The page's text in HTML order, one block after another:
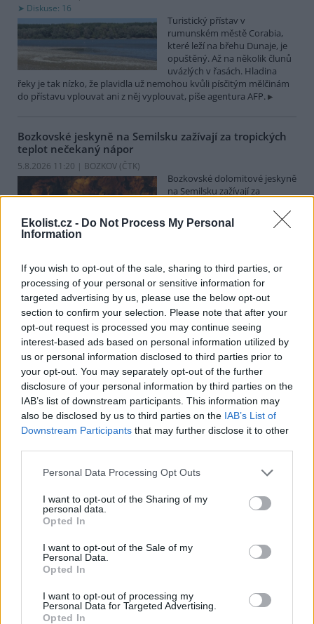
Ekolist.cz - Do Not Process My Personal
Information
If you wish to opt-out of the sale, sharing to third parties, or
processing of your personal or sensitive information for
targeted advertising by us, please use the below opt-out
section to confirm your selection. Please note that after your
opt-out request is processed you may continue seeing
interest-based ads based on personal information utilized by
us or personal information disclosed to third parties prior to
your opt-out. You may separately opt-out of the further
disclosure of your personal information by third parties on the
IAB’s list of downstream participants. This information may
also be disclosed by us to third parties on the IAB’s List of
Downstream Participants that may further disclose it to other
Personal Data Processing Opt Outs
I want to opt-out of the Sharing of my
personal data.
Opted In
I want to opt-out of the Sale of my
Personal Data.
Opted In
I want to opt-out of processing my
Personal Data for Targeted Advertising.
Opted In
Diskuse: 16
Turistický přístav v
rumunském městě Corabia,
které leží na břehu Dunaje, je
opuštěný. Až na několik člunů
uvázlých v řasách. Hladina
řeky je tak nízko, že plavidla už nemohou kvůli písčitým mělčinám
do přístavu vplouvat ani z něj vyplouvat, píše agentura AFP.
Bozkovské jeskyně na Semilsku zažívají za tropických
teplot nečekaný nápor
5.8.2026 11:20 | BOZKOV (ČTK)
Bozkovské dolomitové jeskyně
na Semilsku zažívají za
nečekaný nápor. Jde sice o
jedno z nejchladnějších míst v
Libereckém kraji, které má stálou teplotu mezi 7,5 až devíti stupni
Dušana Milky k nim lidé přicházeli spíše v době, když bylo nevlídno.
V pěti zemích Amazonie zatkli stovky lidí kvůli
environmentální kriminalitě
5.8.2026 10:34 | BOGOTÁ (ČTK)
Policisté v pěti zemích ležících
v Amazonii pozatýkali stovky
lidí a zabavili dřevo, minerály i
zvířata v hodnotě přes 280
milionů dolarů (kolem 5,9
miliard korun) při jednom z největších koordinovaných zásahů
proti environmentální kriminalitě v největším deštném pralese
světa. Napsala to agentura AP, podle níž se do operace nazvané
Potok Bylanka v Pardubicích vyschl. Městský obvod
chce, aby Povodí Labe vyčistilo koryto
5.8.2026 10:26 | PARDUBICE (ČTK)
Diskuse: 1
průtoků a suchého počasí
vyschl. Městský obvod VI chce